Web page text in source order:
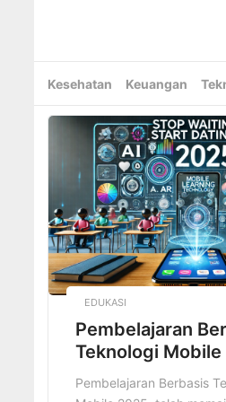
Kesehatan Keuangan
EDUKASI
Pembelajaran
Teknologi
Pembelajaran Berbasis